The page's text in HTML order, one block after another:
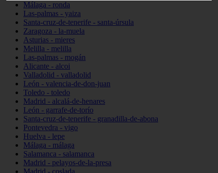
Málaga - ronda
Las-palmas - yaiza
Santa-cruz-de-tenerife - santa-úrsula
Zaragoza - la-muela
Asturias - mieres
Melilla - melilla
Las-palmas - mogán
Alicante - alcoi
Valladolid - valladolid
León - valencia-de-don-juan
Toledo - toledo
Madrid - alcalá-de-henares
León - garrafe-de-torío
Santa-cruz-de-tenerife - granadilla-de-abona
Pontevedra - vigo
Huelva - lepe
Málaga - málaga
Salamanca - salamanca
Madrid - pelayos-de-la-presa
Madrid - coslada